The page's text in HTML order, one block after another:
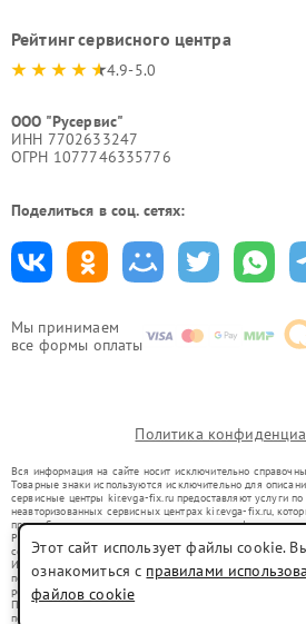
Мы принимаем
все формы оплаты
Рейтинг сервисного центра
4.9-5.0
ООО "Русервис"
ИНН 7702633247
ОГРН 1077746335776
Поделиться в соц. сетях:
Политика
Вся информация на сайте носит исключительно
Товарные знаки используются исключительно для
сервисные центры kir.evga-fix.ru предоставляют услуги
неавторизованных сервисных центрах kir.evga-fix.ru,
правообладателями товарных знаков или их
Ремонт осуществляется для устройств, уже введенных в
со статьей 1487 ГК РФ.
Использование товарных знаков не преследует цели
потребителей в заблуждение, а служит для
ремонту техники указанных брендов.
Представленная на сайте информация не является
положениями Статьи 437(2) Гражданского кодекса РФ
Этот сайт использует файлы cookie.
ознакомиться с правилами
файлов cookie